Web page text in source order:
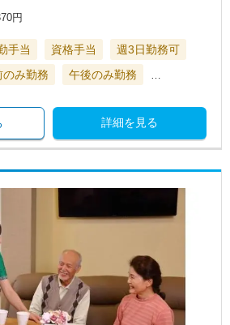
円
手当 資格手当
週3日勤務可
のみ勤務 午後のみ勤務
詳細を見る